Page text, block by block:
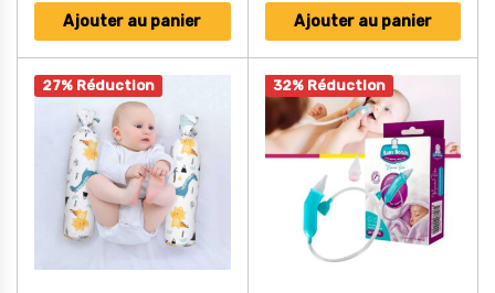
Ajouter au panier Ajouter au panier
27% Réduction 32% Réduction